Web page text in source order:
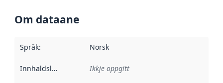
Om dataane
Språk: Norsk
Innhaldsleverandørar :
Ikkje oppgitt